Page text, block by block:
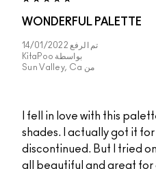
WONDERFUL PALETTE
تم الرفع 14/01/2022
بواسطة KitaPoo
من Sun Valley, Ca
I fell in love with this
shades. I actually got it
discontinued. But I tried
all beautiful and great